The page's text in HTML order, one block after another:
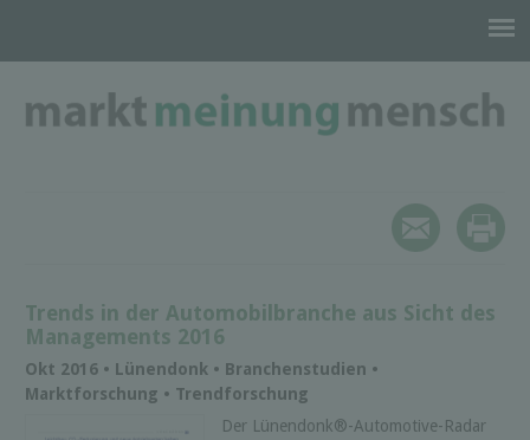
Trends in der Automobilbranche aus Sicht des
Managements 2016
Okt 2016 • Lünendonk • Branchenstudien •
Marktforschung • Trendforschung
Der Lünendonk®-Automotive-Radar